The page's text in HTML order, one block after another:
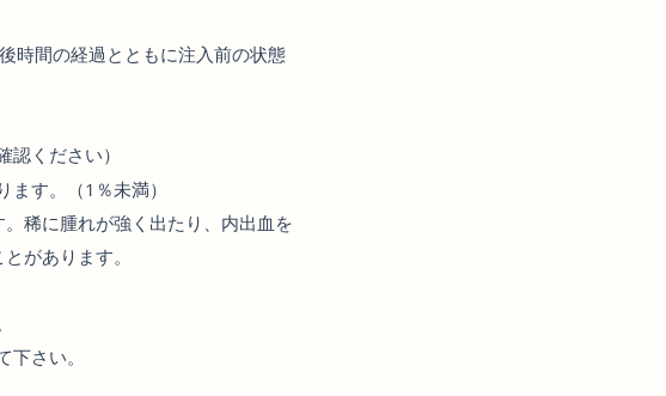
時間の経過とともに注入前の状態
ください）
す。（1％未満）
稀に腫れが強く出たり、内出血を
があります。
さい。